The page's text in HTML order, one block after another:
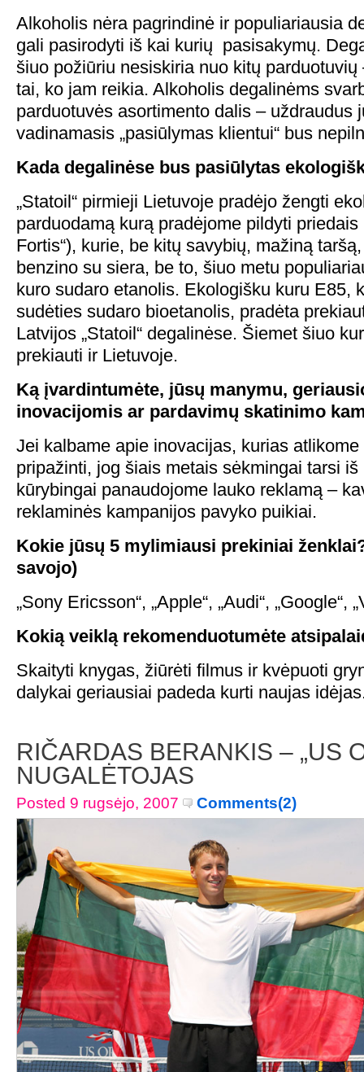
Alkoholis nėra pagrindinė ir populiariausia
gali pasirodyti iš kai kurių pasisakymų.
šiuo požiūriu nesiskiria nuo kitų
tai, ko jam reikia. Alkoholis degalinėms
parduotuvės asortimento dalis – uždraudus
vadinamasis „pasiūlymas klientui“ bus
Kada degalinėse bus pasiūlytas
„Statoil“ pirmieji Lietuvoje pradėjo žengti
parduodamą kurą pradėjome pildyti priedais
Fortis“), kurie, be kitų savybių, mažiną
benzino su siera, be to, šiuo metu
kuro sudaro etanolis. Ekologišku kuru E85,
sudėties sudaro bioetanolis, pradėta
Latvijos „Statoil“ degalinėse. Šiemet šiuo
prekiauti ir Lietuvoje.
Ką įvardintumėte, jūsų manymu,
inovacijomis ar pardavimų skatinimo
Jei kalbame apie inovacijas, kurias
pripažinti, jog šiais metais sėkmingai tarsi
kūrybingai panaudojome lauko reklamą –
reklaminės kampanijos pavyko puikiai.
Kokie jūsų 5 mylimiausi prekiniai
savojo)
„Sony Ericsson“, „Apple“, „Audi“, „Google“,
Kokią veiklą rekomenduotumėte
Skaityti knygas, žiūrėti filmus ir kvėpuoti
dalykai geriausiai padeda kurti naujas
RIČARDAS BERANKIS – „US
NUGALĖTOJAS
Posted 9 rugsėjo, 2007 Comments(2)